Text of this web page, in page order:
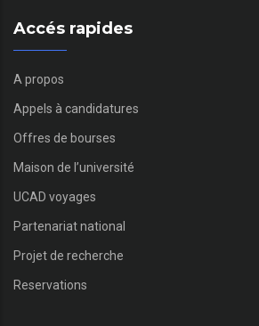
Accés rapides
A propos
Appels à candidatures
Offres de bourses
Maison de l’université
UCAD voyages
Partenariat national
Projet de recherche
Reservations